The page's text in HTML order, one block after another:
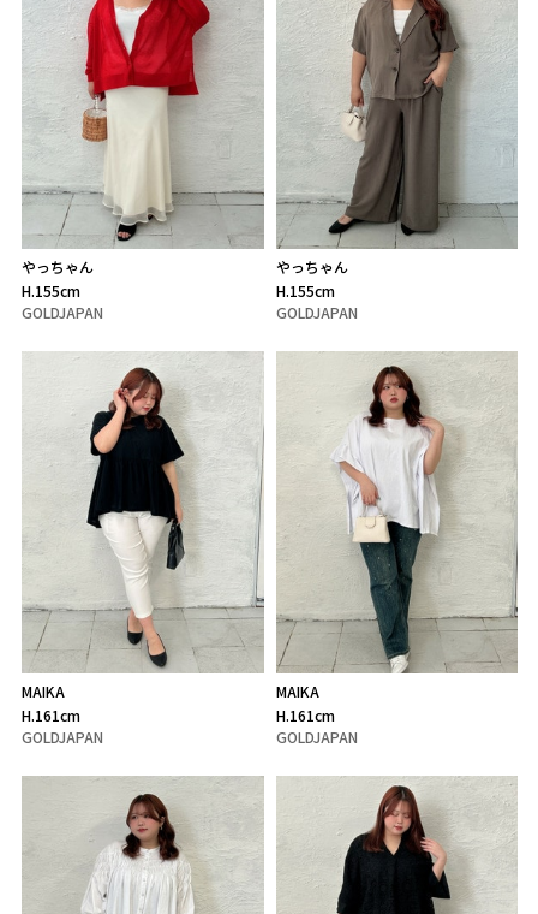
やっちゃん
H.155cm
GOLDJAPAN
やっちゃん
H.155cm
GOLDJAPAN
MAIKA
H.161cm
GOLDJAPAN
MAIKA
H.161cm
GOLDJAPAN